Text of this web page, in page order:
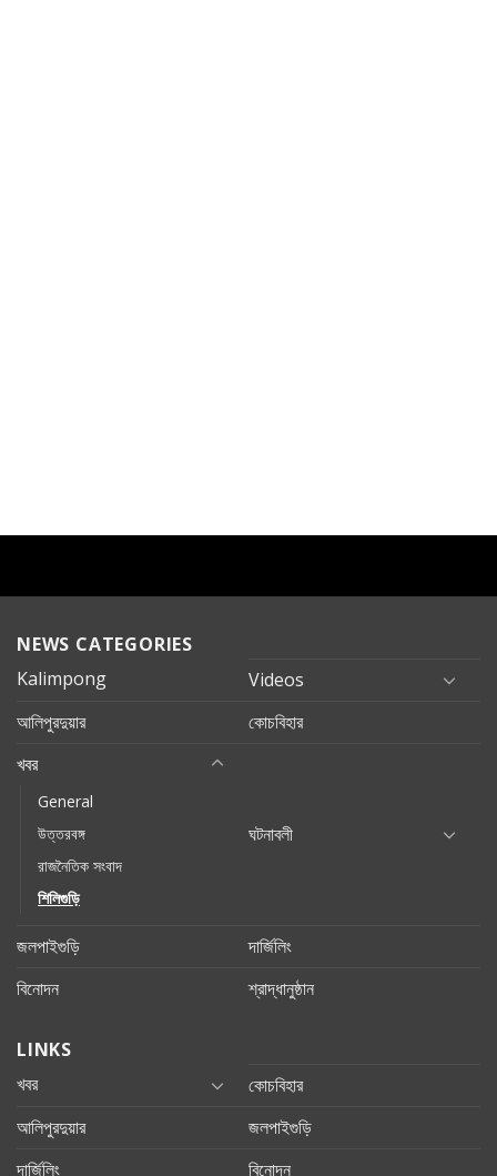
NEWS CATEGORIES
Kalimpong
Videos
আলিপুরদুয়ার
কোচবিহার
খবর
General
উত্তরবঙ্গ
রাজনৈতিক সংবাদ
শিলিগুড়ি
ঘটনাবলী
জলপাইগুড়ি
দার্জিলিং
বিনোদন
শ্রাদ্ধানুষ্ঠান
LINKS
খবর
কোচবিহার
আলিপুরদুয়ার
জলপাইগুড়ি
দার্জিলিং
বিনোদন